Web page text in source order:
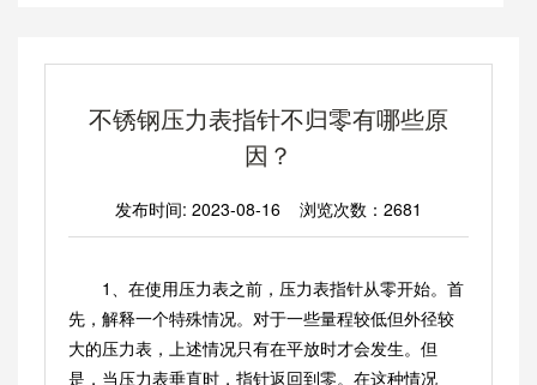
不锈钢压力表指针不归零有哪些原
因？
发布时间: 2023-08-16 浏览次数：2681
1、在使用压力表之前，压力表指针从零开始。首
先，解释一个特殊情况。对于一些量程较低但外径较
大的压力表，上述情况只有在平放时才会发生。但
是，当压力表垂直时，指针返回到零。在这种情况